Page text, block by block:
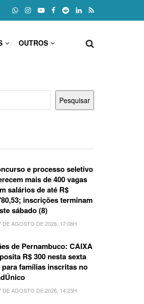
OUTROS
Pesquisar
e processo seletivo
mais de 400 vagas
salários de até R$
inscrições terminam
sábado (8)
DE AGOSTO DE 2026, 17:08H
de Pernambuco: CAIXA
R$ 300 nesta sexta
para famílias inscritas no
DE AGOSTO DE 2026, 14:23H